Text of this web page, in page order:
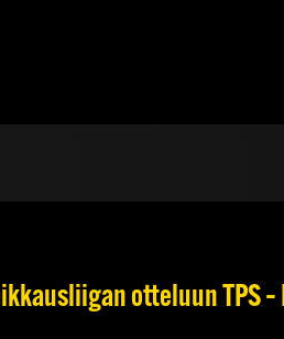
otteluun TPS